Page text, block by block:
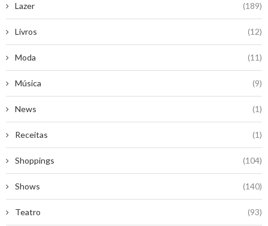
Lazer (189)
Livros (12)
Moda (11)
Música (9)
News (1)
Receitas (1)
Shoppings (104)
Shows (140)
Teatro (93)